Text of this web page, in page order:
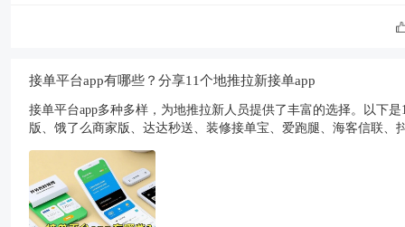
接单平台app有哪些？分享11个地推拉新接单app
接单平台app多种多样，为地推拉新人员提供了丰富的选择。以下
版、饿了么商家版、达达秒送、装修接单宝、爱跑腿、海客信联、